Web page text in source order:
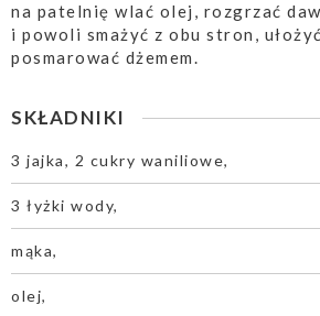
na patelnię wlać olej, rozgrzać
i powoli smażyć z obu stron,
posmarować dżemem.
SKŁADNIKI
3 jajka, 2 cukry waniliowe,
3 łyżki wody,
mąka,
olej,